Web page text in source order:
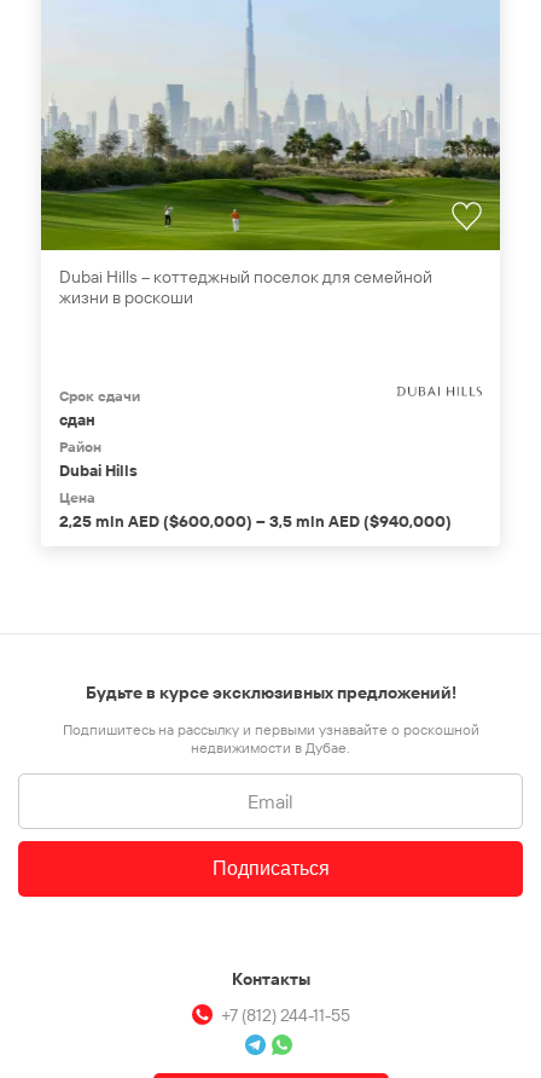
Dubai Hills – коттеджный поселок для семейной
жизни в роскоши
Срок сдачи
сдан
Район
Dubai Hills
Цена
2,25 mln AED ($600,000) – 3,5 mln AED ($940,000)
Контакты
+7 (812) 244-11-55
Будьте в курсе эксклюзивных предложений!
Подпишитесь на рассылку и первыми узнавайте о роскошной
недвижимости в Дубае.
Подписаться